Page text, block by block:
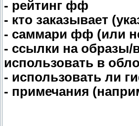
- рейтинг фф
- кто заказывает
- саммари фф (или
- ссылки на
использовать в
- использовать ли
- примечания